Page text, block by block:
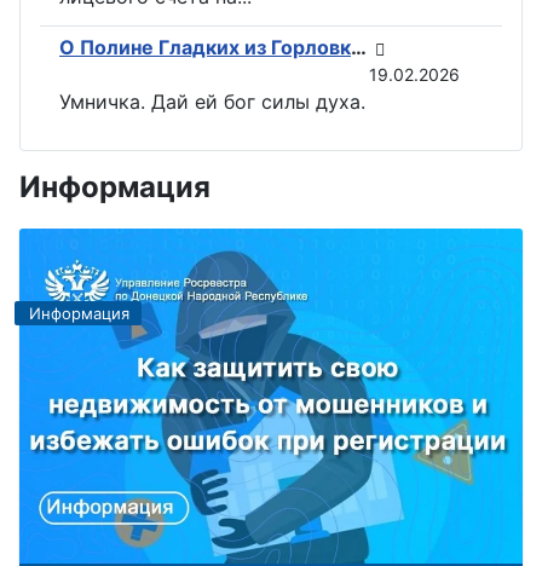
О Полине Гладких из Горловки снимут документальный фильм
19.02.2026
Умничка. Дай ей бог силы духа.
Информация
Информация